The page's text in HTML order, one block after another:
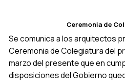
Ceremonia de
Se comunica a los arquitectos
Ceremonia de Colegiatura del
marzo del presente que en
disposiciones del Gobierno